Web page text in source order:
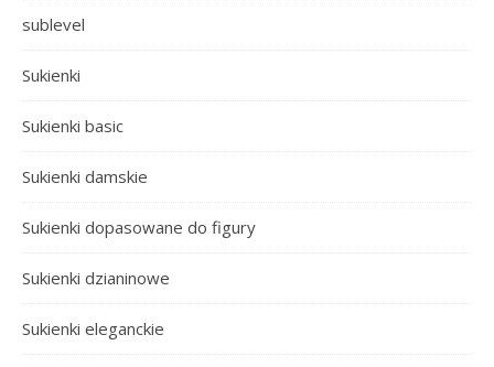
sublevel
Sukienki
Sukienki basic
Sukienki damskie
Sukienki dopasowane do figury
Sukienki dzianinowe
Sukienki eleganckie